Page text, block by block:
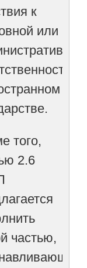
к
или
того,
2.6
частью,